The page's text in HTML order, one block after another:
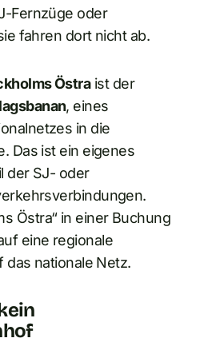
Fernzüge oder
fahren dort nicht ab.
Östraist der
, eines
in die
Das ist ein eigenes
der SJ- oder
Östra“ in einer Buchung
eine regionale
das nationale Netz.